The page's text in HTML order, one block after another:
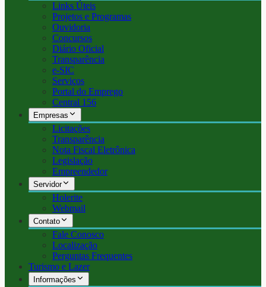
Links Úteis
Projetos e Programas
Ouvidoria
Concursos
Diário Oficial
Transparência
e-SIC
Serviços
Portal do Emprego
Central 156
Empresas
Licitações
Transparência
Nota Fiscal Eletrônica
Legislação
Empreendedor
Servidor
Holerite
Webmail
Contato
Fale Conosco
Localização
Perguntas Frequentes
Turismo e Lazer
Informações